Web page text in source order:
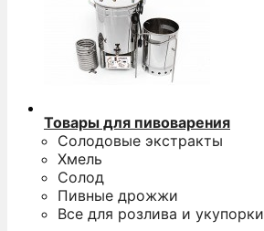
Товары для пивоварения
Солодовые экстракты
Хмель
Солод
Пивные дрожжи
Все для розлива и укупорки